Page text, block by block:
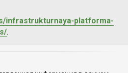
infrastrukturnaya-platforma-
.